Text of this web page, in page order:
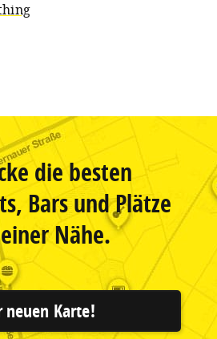
die besten
Bars und Plätze
Nähe.
neuen Karte!